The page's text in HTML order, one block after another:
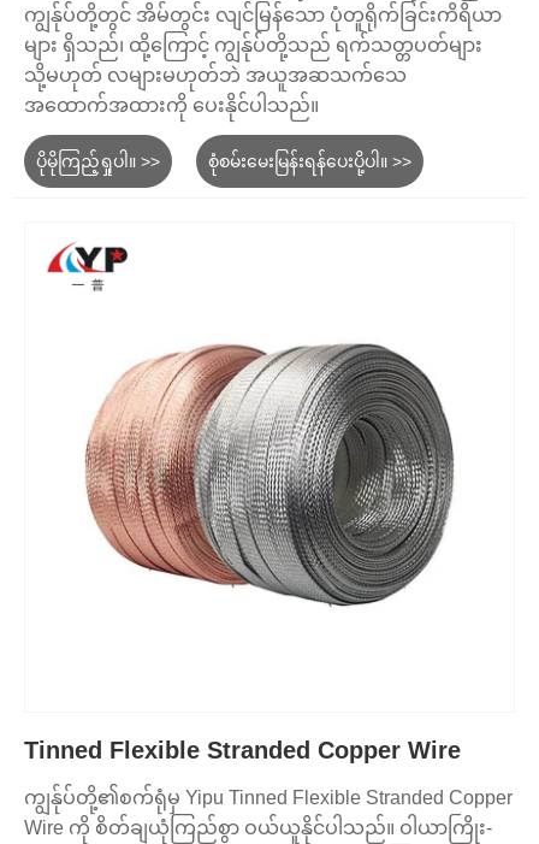
ကျွန်ုပ်တို့တွင် အိမ်တွင်း လျင်မြန်သော ပုံတူရိုက်ခြင်းကိရိယာ
များ ရှိသည်၊ ထို့ကြောင့် ကျွန်ုပ်တို့သည် ရက်သတ္တပတ်များ
သို့မဟုတ် လများမဟုတ်ဘဲ အယူအဆသက်သေ
အထောက်အထားကို ပေးနိုင်ပါသည်။
ပိုမိုကြည့်ရှုပါ။ >> စုံစမ်းမေးမြန်းရန်ပေးပို့ပါ။ >>
Tinned Flexible Stranded Copper Wire
ကျွန်ုပ်တို့၏စက်ရုံမှ Yipu Tinned Flexible Stranded Copper
Wire ကို စိတ်ချယုံကြည်စွာ ဝယ်ယူနိုင်ပါသည်။ ဝါယာကြိုး-